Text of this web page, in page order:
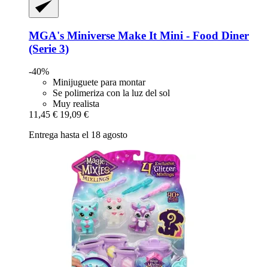
MGA's Miniverse Make It Mini -​ Food Diner
(Serie 3)
-40%
Minijuguete para montar
Se polimeriza con la luz del sol
Muy realista
11,45 € 19,09 €
Entrega hasta el 18 agosto